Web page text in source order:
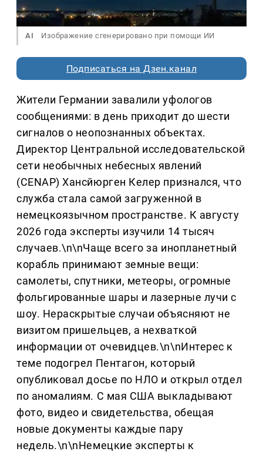
AI Изображение сгенерировано при помощи ИИ
Подписаться на Дзен.канал
Жители Германии завалили уфологов
сообщениями: в день приходит до шести
сигналов о неопознанных объектах.
Директор Центральной исследовательской
сети необычных небесных явлений
(CENAP) Хансйюрген Келер признался, что
служба стала самой загруженной в
немецкоязычном пространстве. К августу
2026 года эксперты изучили 14 тысяч
случаев.\n\nЧаще всего за инопланетный
корабль принимают земные вещи:
самолеты, спутники, метеоры, огромные
фольгированные шары и лазерные лучи с
шоу. Нераскрытые случаи объясняют не
визитом пришельцев, а нехваткой
информации от очевидцев.\n\nИнтерес к
теме подогрел Пентагон, который
опубликовал досье по НЛО и открыл отдел
по аномалиям. С мая США выкладывают
фото, видео и свидетельства, обещая
новые документы каждые пару
недель.\n\nНемецкие эксперты к